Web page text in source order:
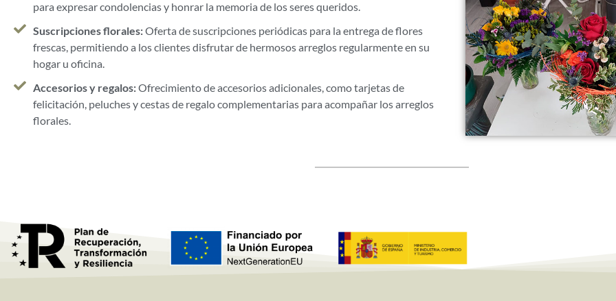
para expresar condolencias y honrar la memoria de los seres queridos.
Suscripciones florales:Oferta de suscripciones periódicas para la entrega de flores
frescas, permitiendo a los clientes disfrutar de hermosos arreglos regularmente en su
hogar u oficina.
Accesorios y regalos:Ofrecimiento de accesorios adicionales, como tarjetas de
felicitación, peluches y cestas de regalo complementarias para acompañar los arreglos
florales.